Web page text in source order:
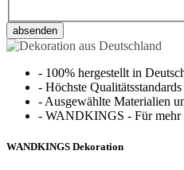
absenden
- 100% hergestellt in
- Höchste Qualitätsstandards
- Ausgewählte Materialien
- WANDKINGS - Für mehr
WANDKINGS Dekoration